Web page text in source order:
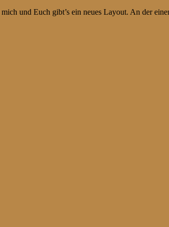
und Euch gibt’s ein neues Layout. An der